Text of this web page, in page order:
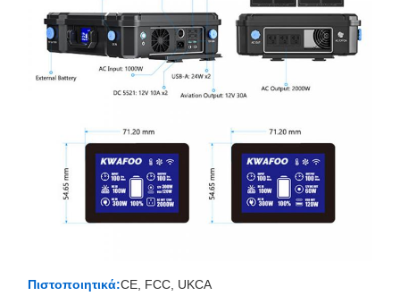
Πιστοποιητικά:CE, FCC, UKCA